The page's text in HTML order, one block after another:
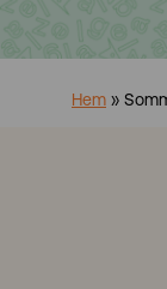
Hem »